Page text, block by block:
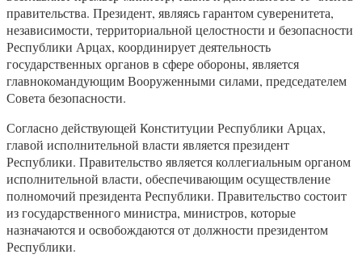
правительства. Президент, являясь гарантом суверенитета,
независимости, территориальной целостности и безопасности
Республики Арцах, координирует деятельность
государственных органов в сфере обороны, является
главнокомандующим Вооруженными силами, председателем
Совета безопасности.
Согласно действующей Конституции Республики Арцах,
главой исполнительной власти является президент
Республики. Правительство является коллегиальным органом
исполнительной власти, обеспечивающим осуществление
полномочий президента Республики. Правительство состоит
из государственного министра, министров, которые
назначаются и освобождаются от должности президентом
Республики.